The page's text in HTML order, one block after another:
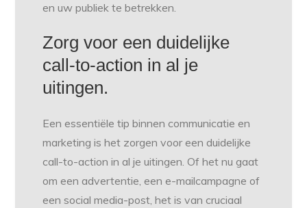
en uw publiek te betrekken.
Zorg voor een duidelijke
call-to-action in al je
uitingen.
Een essentiële tip binnen communicatie en
marketing is het zorgen voor een duidelijke
call-to-action in al je uitingen. Of het nu gaat
om een advertentie, een e-mailcampagne of
een social media-post, het is van cruciaal